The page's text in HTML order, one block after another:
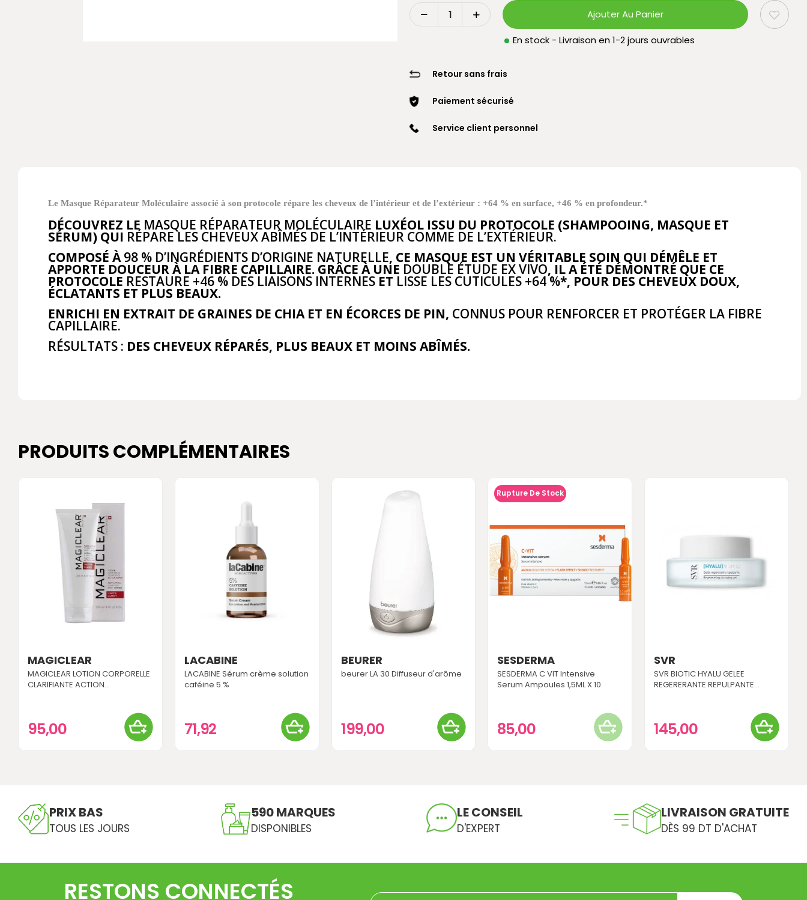
Ajouter Au Panier
En stock - Livraison en 1-2 jours ouvrables
Retour sans frais
Paiement sécurisé
Service client personnel
Le Masque Réparateur Moléculaire associé à son protocole répare les cheveux de l’intérieur et de l’extérieur : +64 % en surface, +46 % en profondeur.*
DÉCOUVREZ LE MASQUE RÉPARATEUR MOLÉCULAIRE LUXÉOL ISSU DU PROTOCOLE (SHAMPOOING, MASQUE ET
SÉRUM) QUI RÉPARE LES CHEVEUX ABÎMÉS DE L’INTÉRIEUR COMME DE L’EXTÉRIEUR.
COMPOSÉ À98 % D’INGRÉDIENTS D’ORIGINE NATURELLE, CE MASQUE EST UN VÉRITABLE SOIN QUI DÉMÊLE ET
APPORTE DOUCEUR À LA FIBRE CAPILLAIRE. GRÂCE À UNE DOUBLE ÉTUDE EX VIVO, IL A ÉTÉ DÉMONTRÉ QUE CE
PROTOCOLE RESTAURE +46 % DES LIAISONS INTERNES ET LISSE LES CUTICULES +64 %*, POUR DES CHEVEUX DOUX,
ÉCLATANTS ET PLUS BEAUX.
ENRICHI EN EXTRAIT DE GRAINES DE CHIA ET EN ÉCORCES DE PIN, CONNUS POUR RENFORCER ET PROTÉGER LA FIBRE
CAPILLAIRE.
RÉSULTATS : DES CHEVEUX RÉPARÉS, PLUS BEAUX ET MOINS ABÎMÉS.
PRODUITS COMPLÉMENTAIRES
MAGICLEAR
MAGICLEAR LOTION CORPORELLE
CLARIFIANTE ACTION...
95,00
LACABINE
LACABINE Sérum crème solution
caféine 5 %
71,92
BEURER
beurer LA 30 Diffuseur d'arôme
199,00
Rupture De Stock
SESDERMA
SESDERMA C VIT Intensive
Serum Ampoules 1,5ML X 10
85,00
SVR
SVR BIOTIC HYALU GELEE
REGERERANTE REPULPANTE...
145,00
PRIX BAS
TOUS LES JOURS
590 MARQUES
DISPONIBLES
LE CONSEIL
D'EXPERT
LIVRAISON GRATUITE
DÈS 99 DT D'ACHAT
RESTONS CONNECTÉS